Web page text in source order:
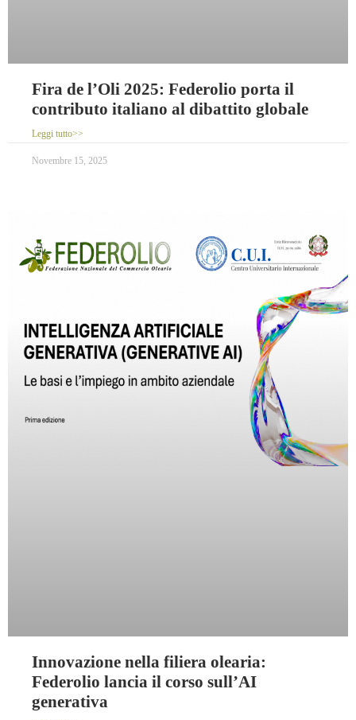
Fira de l’Oli 2025: Federolio porta il
contributo italiano al dibattito globale
Leggi tutto>>
Novembre 15, 2025
Innovazione nella filiera olearia:
Federolio lancia il corso sull’AI
generativa